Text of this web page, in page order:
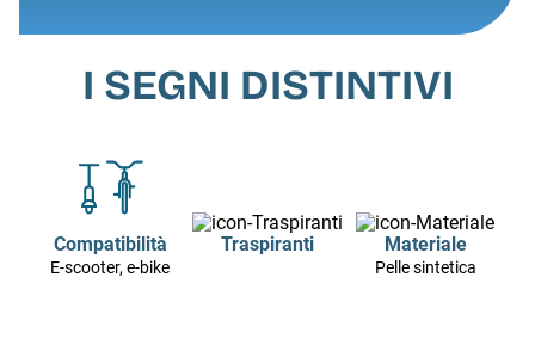
I SEGNI DISTINTIVI
Compatibilità
E-scooter, e-bike
Traspiranti Materiale
Pelle sintetica